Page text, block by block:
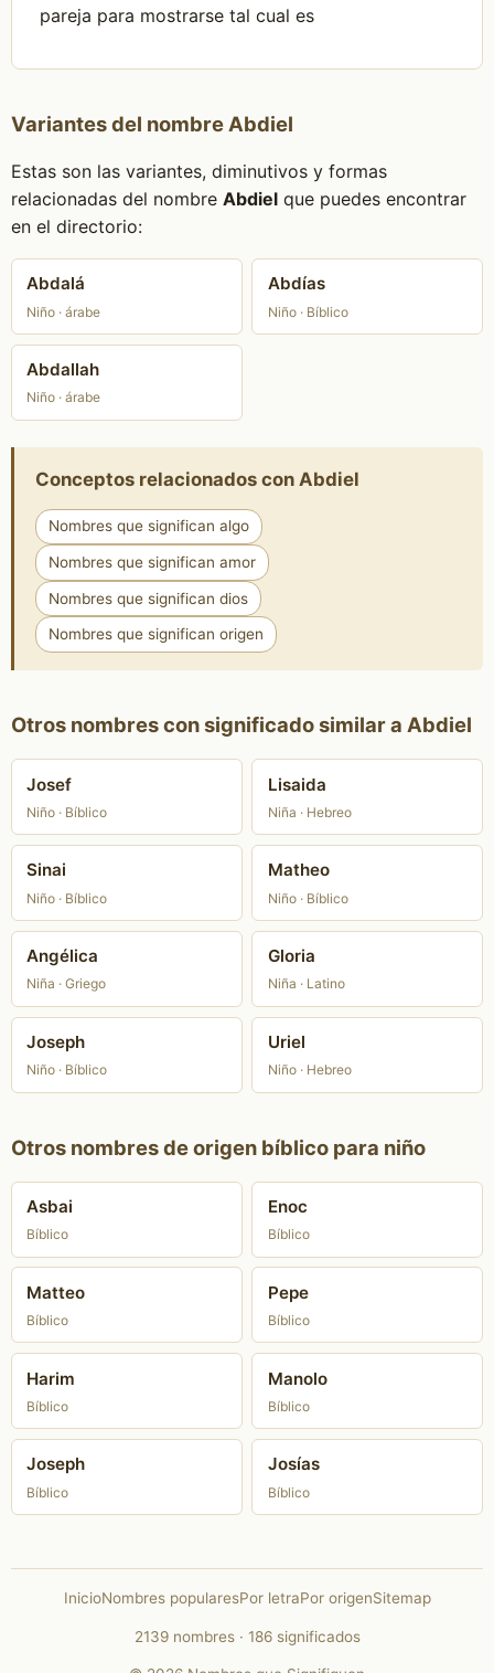
pareja para mostrarse tal cual es
Variantes del nombre Abdiel
Estas son las variantes, diminutivos y formas
relacionadas del nombre Abdielque puedes encontrar
en el directorio:
Abdalá
Niño · árabe
Abdías
Niño · Bíblico
Abdallah
Niño · árabe
Conceptos relacionados con Abdiel
Nombres que significan algo
Nombres que significan amor
Nombres que significan dios
Nombres que significan origen
Otros nombres con significado similar a Abdiel
Josef
Niño · Bíblico
Lisaida
Niña · Hebreo
Sinai
Niño · Bíblico
Matheo
Niño · Bíblico
Angélica
Niña · Griego
Gloria
Niña · Latino
Joseph
Niño · Bíblico
Uriel
Niño · Hebreo
Otros nombres de origen bíblico para niño
Asbai
Bíblico
Enoc
Bíblico
Matteo
Bíblico
Pepe
Bíblico
Harim
Bíblico
Manolo
Bíblico
Joseph
Bíblico
Josías
Bíblico
InicioNombres popularesPor letraPor origenSitemap
2139 nombres · 186 significados